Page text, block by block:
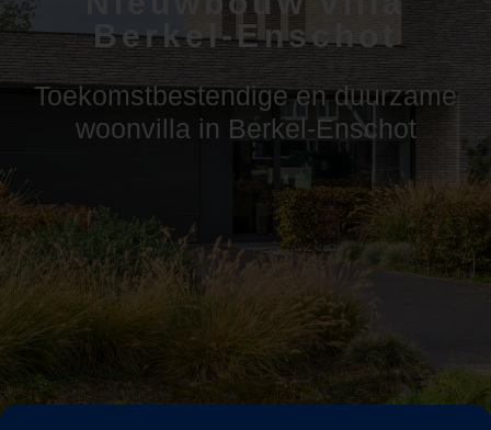
Berkel-Enschot
Toekomstbestendige en duurzame
woonvilla in Berkel-Enschot